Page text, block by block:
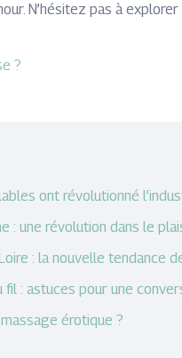
N’hésitez pas à
?
ont révolutionné
: une révolution dans le
: la nouvelle tendance
: astuces pour une
érotique ?